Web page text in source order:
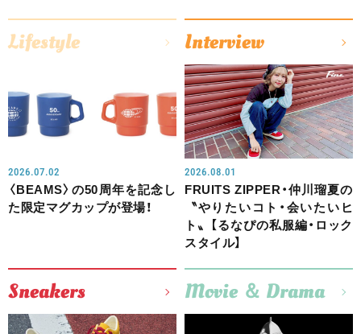
Lifestyle
2026.07.02
〈BEAMS〉の50周年を記念し
た限定マグカップが登場！
Interview
2026.08.01
FRUITS ZIPPER・仲川瑠夏の
〝やりたいコト・会いたいヒ
ト〟【るなぴの私服編・ロック
スタイル】
Sneakers Movie ＆ Drama